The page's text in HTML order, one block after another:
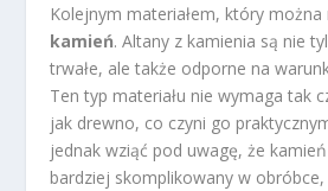
Kolejnym materiałem, który
kamień. Altany z kamienia są nie
trwałe, ale także odporne na
Ten typ materiału nie wymaga tak
jak drewno, co czyni go
jednak wziąć pod uwagę, że
bardziej skomplikowany w